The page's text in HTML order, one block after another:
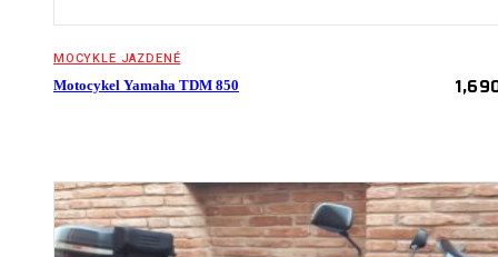
MOCYKLE JAZDENÉ
Motocykel Yamaha TDM 850